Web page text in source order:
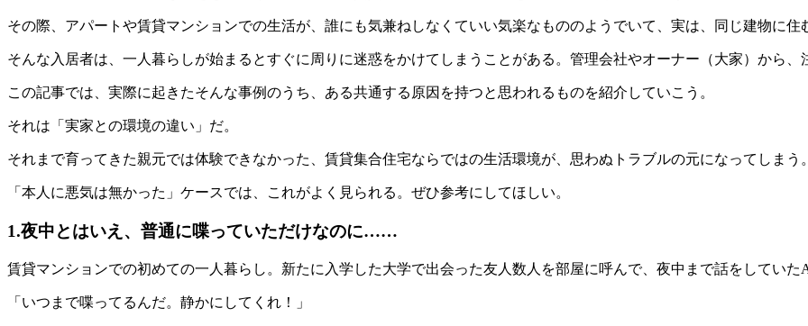
その際、アパートや賃貸マンションでの生活が、誰にも気兼ねしなくていい気楽なもののようでいて、実は、同じ建物に
そんな入居者は、一人暮らしが始まるとすぐに周りに迷惑をかけてしまうことがある。管理会社やオーナー（大家）から、
この記事では、実際に起きたそんな事例のうち、ある共通する原因を持つと思われるものを紹介していこう。
それは「実家との環境の違い」だ。
それまで育ってきた親元では体験できなかった、賃貸集合住宅ならではの生活環境が、思わぬトラブルの元になってしまう。
「本人に悪気は無かった」ケースでは、これがよく見られる。ぜひ参考にしてほしい。
1.夜中とはいえ、普通に喋っていただけなのに……
賃貸マンションでの初めての一人暮らし。新たに入学した大学で出会った友人数人を部屋に呼んで、夜中まで話をしていたA
「いつまで喋ってるんだ。静かにしてくれ！」